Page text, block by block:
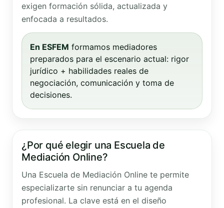
exigen formación sólida, actualizada y
enfocada a resultados.
En ESFEM formamos mediadores
preparados para el escenario actual: rigor
jurídico + habilidades reales de
negociación, comunicación y toma de
decisiones.
¿Por qué elegir una Escuela de
Mediación Online?
Una Escuela de Mediación Online te permite
especializarte sin renunciar a tu agenda
profesional. La clave está en el diseño